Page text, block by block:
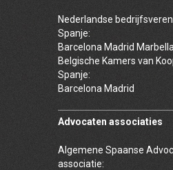
Nederlandse
Spanje:
Barcelona Madrid Marbella
Belgische Kamers van
Spanje:
Barcelona Madrid
Advocaten associaties
Algemene Spaanse
associatie: